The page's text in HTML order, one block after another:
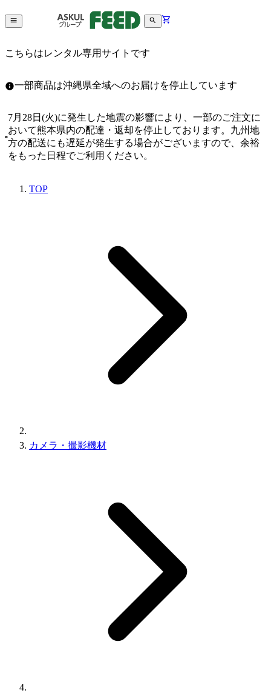
こちらはレンタル専用サイトです
一部商品は沖縄県全域へのお届けを停止しています
7月28日(火)に発生した地震の影響により、一部のご注文に
おいて熊本県内の配達・返却を停止しております。九州地
方の配送にも遅延が発生する場合がございますので、余裕
をもった日程でご利用ください。
TOP
カメラ・撮影機材